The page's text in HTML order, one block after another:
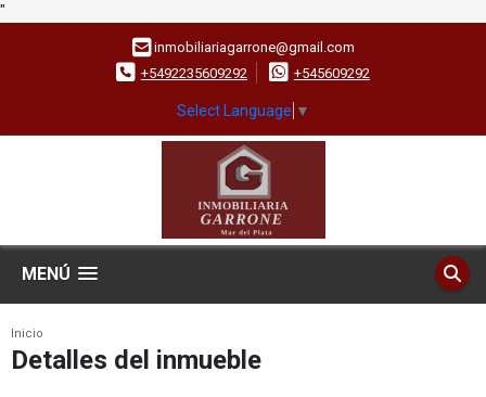
"
inmobiliariagarrone@gmail.com
+5492235609292
+545609292
Select Language ▼
MENÚ
Inicio
Detalles del inmueble